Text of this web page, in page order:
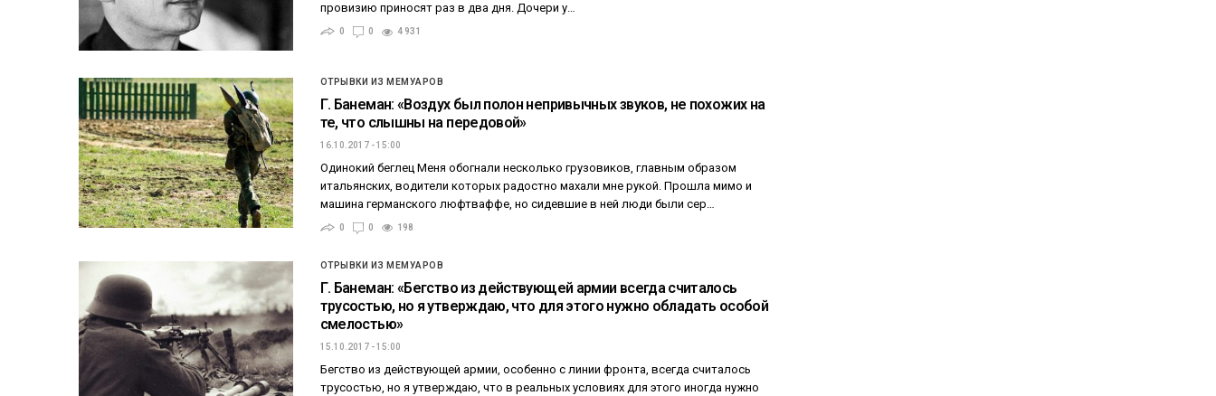
провизию приносят раз в два дня. Дочери у…
0 0 4 931
ОТРЫВКИ ИЗ МЕМУАРОВ
Г. Банеман: «Воздух был полон непривычных звуков, не похожих на
те, что слышны на передовой»
16.10.2017 - 15:00
Одинокий беглец Меня обогнали несколько грузовиков, главным образом
итальянских, водители которых радостно махали мне рукой. Прошла мимо и
машина германского люфтваффе, но сидевшие в ней люди были сер…
0 0 198
ОТРЫВКИ ИЗ МЕМУАРОВ
Г. Банеман: «Бегство из действующей армии всегда считалось
трусостью, но я утверждаю, что для этого нужно обладать особой
смелостью»
15.10.2017 - 15:00
Бегство из действующей армии, особенно с линии фронта, всегда считалось
трусостью, но я утверждаю, что в реальных условиях для этого иногда нужно